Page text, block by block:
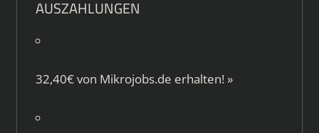
AUSZAHLUNGEN
32,40€ von Mikrojobs.de erhalten! »